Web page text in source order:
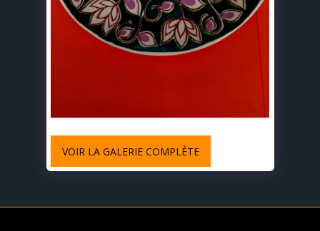
VOIR LA GALERIE COMPLÈTE